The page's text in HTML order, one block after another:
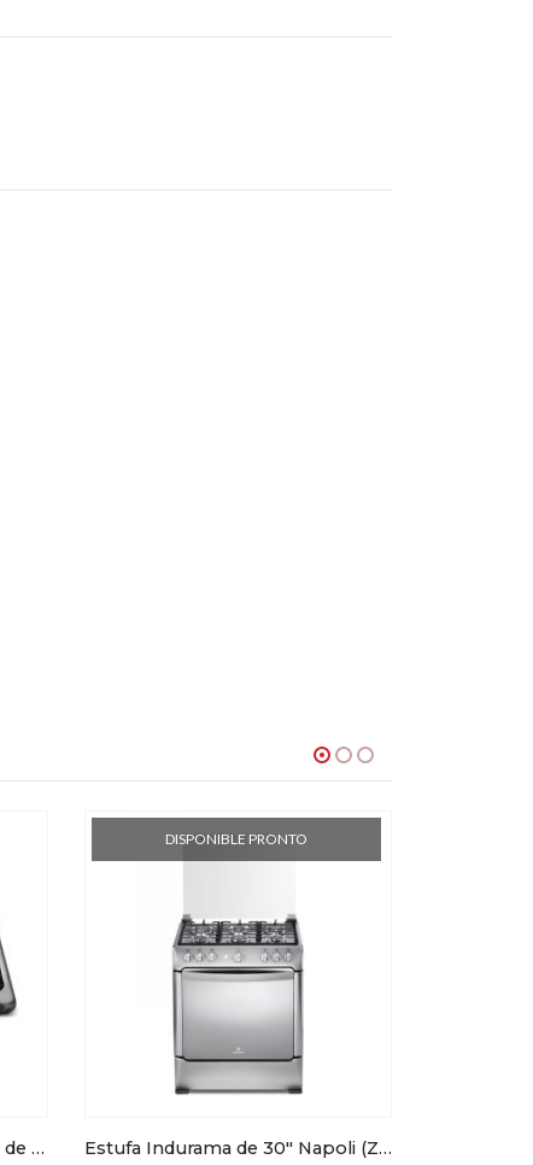
Estufa empotrable Indurama de 24″
DISPONIBLE PRONTO
Estufa Indurama de 30″ Napoli (Zafiro)